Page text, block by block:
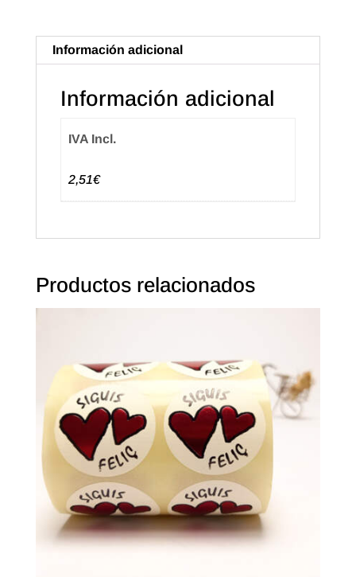
cantidad
Información adicional
Información adicional
IVA Incl.
2,51€
Productos relacionados